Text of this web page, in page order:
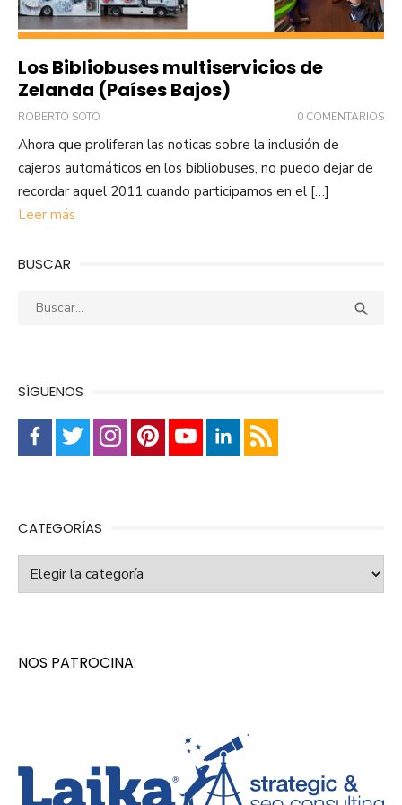
Los Bibliobuses multiservicios de
Zelanda (Países Bajos)
ROBERTO SOTO 0 COMENTARIOS
Ahora que proliferan las noticas sobre la inclusión de
cajeros automáticos en los bibliobuses, no puedo dejar de
recordar aquel 2011 cuando participamos en el […]
Leer más
BUSCAR
Buscar: 
SÍGUENOS
CATEGORÍAS
Categorías
NOS PATROCINA: